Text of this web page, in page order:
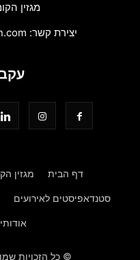
מגזין
יצירת קשר:
דף הבית מגזין
סטנדאפיסטים לאירועים
© כל הזכויות